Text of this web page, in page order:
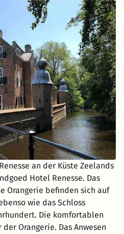
an der Küste Zeelands
Hotel Renesse. Das
Orangerie befinden sich auf
wie das Schloss
Die komfortablen
Orangerie. Das Anwesen